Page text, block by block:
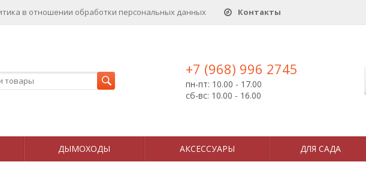
в отношении обработки персональных данныx Контакты
+7 (968) 996 2745
пн-пт: 10.00 - 17.00
сб-вс: 10.00 - 16.00
ДЫМОХОДЫ АКСЕССУАРЫ ДЛЯ САДА